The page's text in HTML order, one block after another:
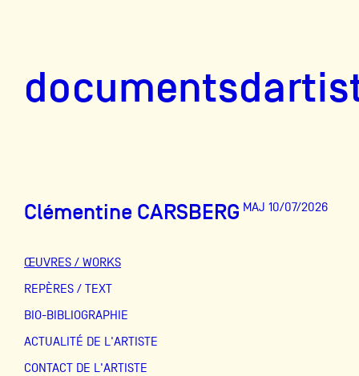
Équipe
Clémentine CARSBERG MAJ 10/07/2026
ŒUVRES / WORKS
REPÈRES / TEXT
BIO-BIBLIOGRAPHIE
ACTUALITÉ DE L'ARTISTE
CONTACT DE L'ARTISTE